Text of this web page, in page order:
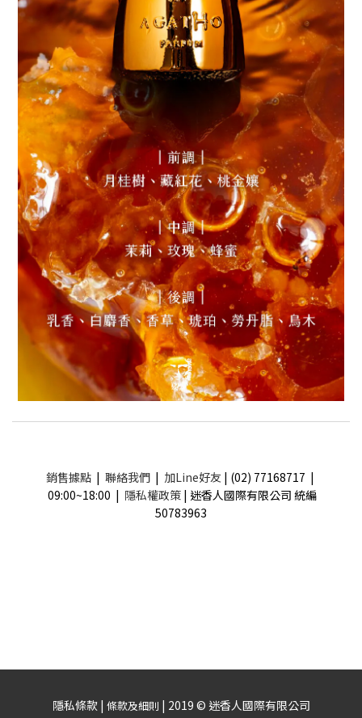
銷售據點| 聯絡我們| 加Line好友 | (02) 77168717 |
09:00~18:00 | 隱私權政策 | 迷香人國際有限公司 統編
50783963
隱私條款 | 條款及細則 | 2019 © 迷香人國際有限公司